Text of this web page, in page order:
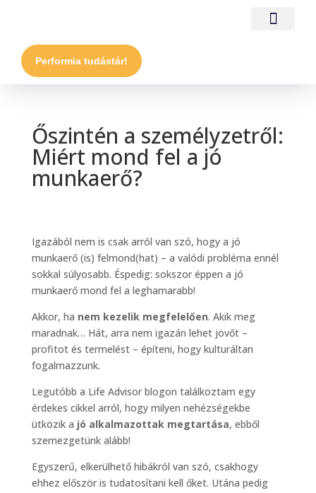
Performia tudástár!
Őszintén a személyzetről:
Miért mond fel a jó
munkaerő?
Igazából nem is csak arról van szó, hogy a jó
munkaerő (is) felmond(hat) – a valódi probléma ennél
sokkal súlyosabb. Éspedig: sokszor éppen a jó
munkaerő mond fel a leghamarabb!
Akkor, ha nem kezelik megfelelően. Akik meg
maradnak… Hát, arra nem igazán lehet jövőt –
profitot és termelést – építeni, hogy kulturáltan
fogalmazzunk.
Legutóbb a Life Advisor blogon találkoztam egy
érdekes cikkel arról, hogy milyen nehézségekbe
ütközik a jó alkalmazottak megtartása, ebből
szemezgetünk alább!
Egyszerű, elkerülhető hibákról van szó, csakhogy
ehhez először is tudatosítani kell őket. Utána pedig